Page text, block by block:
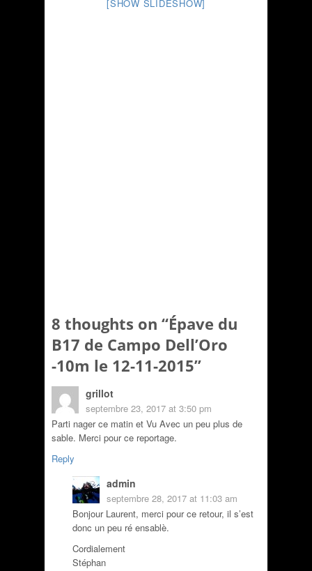
[SHOW SLIDESHOW]
8 thoughts on “Épave du
B17 de Campo Dell’Oro
-10m le 12-11-2015”
grillot
septembre 23, 2017 at 3:50 pm
Parti nager ce matin et Vu Avec un peu plus de
sable. Merci pour ce reportage.
Reply
admin
septembre 28, 2017 at 11:03 am
Bonjour Laurent, merci pour ce retour, il s’est
donc un peu ré ensablè.
Cordialement
Stéphan